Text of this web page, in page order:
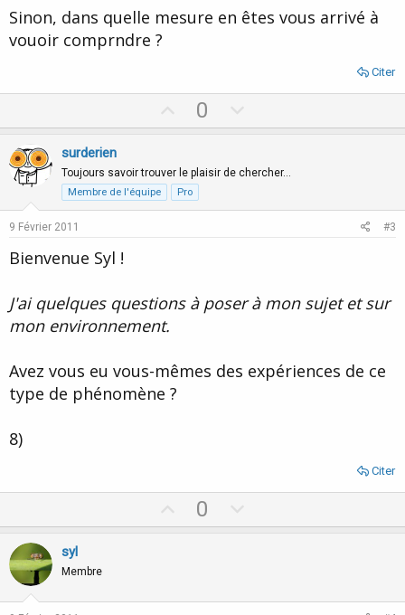
Sinon, dans quelle mesure en êtes vous arrivé à
vouoir comprndre ?
Citer
p
o
t
e
0
o
n
o
surderien
Toujours savoir trouver le plaisir de chercher…
Membre de l'équipe Pro
9 Février 2011 #3
Bienvenue Syl !
J'ai quelques questions à poser à mon sujet et sur
mon environnement.
Avez vous eu vous-mêmes des expériences de ce
type de phénomène ?
8)
Citer
p
t
0
o
v
syl
Membre